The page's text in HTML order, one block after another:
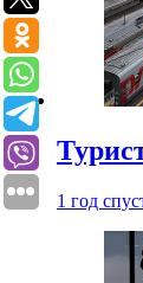
1 год